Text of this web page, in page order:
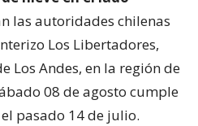
las autoridades chilenas
Los Libertadores,
Los Andes, en la región de
08 de agosto cumple
pasado 14 de julio.